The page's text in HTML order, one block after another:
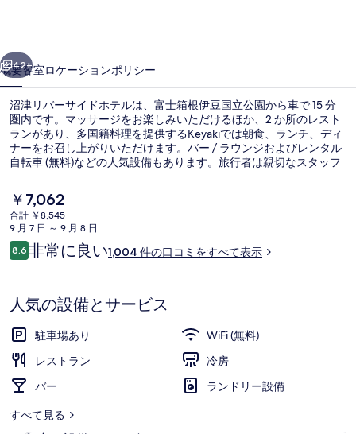
ド
ホ
テ
ル
の
写
真
ギ
ャ
ラ
リ
ー
次へ
42+
概要客室ロケーションポリシー
沼津リバーサイドホテルは、富士箱根伊豆国立公園から車で 15 分
圏内です。マッサージをお楽しみいただけるほか、2 か所のレスト
ランがあり、多国籍料理を提供するKeyakiでは朝食、ランチ、ディ
ナーをお召し上がりいただけます。バー / ラウンジおよびレンタル
自転車 (無料)などの人気設備もあります。旅行者は親切なスタッフ
現
在
の
料
金
で
す
￥7,062
合計 ￥8,545
9 月 7 日 ～ 9 月 8 日
口
コ
8.610段階中8.6
非常に良い1,004 件の口コミをすべて表示
人気の設備とサービス
駐車場あり
WiFi (無料)
レストラン
冷房
バー
ランドリー設備
すべて見る